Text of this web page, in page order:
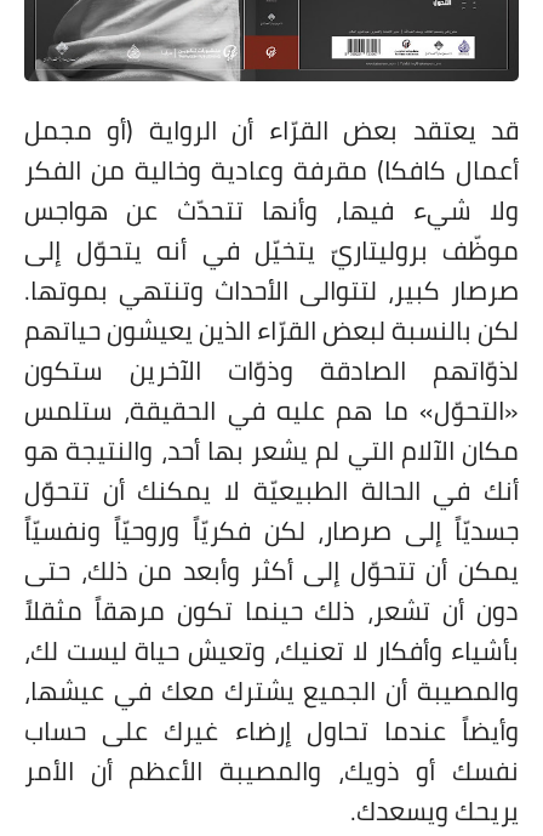
قد يعتقد بعض القرّاء أن الرواية (أو مجمل
أعمال كافكا) مقرفة وعادية وخالية من الفكر
ولا شيء فيها، وأنها تتحدّث عن هواجس
موظّف بروليتاريّ يتخيّل في أنه يتحوّل إلى
صرصار كبير، لتتوالى الأحداث وتنتهي بموتها.
لكن بالنسبة لبعض القرّاء الذين يعيشون حياتهم
لذوّاتهم الصادقة وذوّات الآخرين ستكون
«التحوّل» ما هم عليه في الحقيقة، ستلمس
مكان الآلام التي لم يشعر بها أحد، والنتيجة هو
أنك في الحالة الطبيعيّة لا يمكنك أن تتحوّل
جسديّاً إلى صرصار، لكن فكريّاً وروحيّاً ونفسيّاً
يمكن أن تتحوّل إلى أكثر وأبعد من ذلك، حتى
دون أن تشعر، ذلك حينما تكون مرهقاً مثقلاً
بأشياء وأفكار لا تعنيك، وتعيش حياة ليست لك،
والمصيبة أن الجميع يشترك معك في عيشها،
وأيضاً عندما تحاول إرضاء غيرك على حساب
نفسك أو ذويك، والمصيبة الأعظم أن الأمر
يريحك ويسعدك.